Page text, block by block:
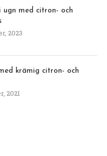
i ugn med citron- och
2023
krämig citron- och
2021